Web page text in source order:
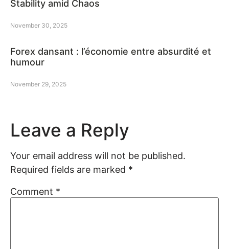
Stability amid Chaos
November 30, 2025
Forex dansant : l’économie entre absurdité et
humour
November 29, 2025
Leave a Reply
Your email address will not be published.
Required fields are marked *
Comment *